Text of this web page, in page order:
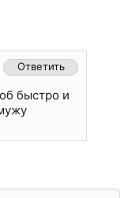
Ответить
быстро и